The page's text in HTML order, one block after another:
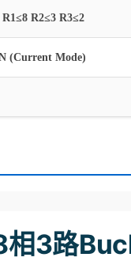
R2≤3 R3≤2
(Current Mode)
3路